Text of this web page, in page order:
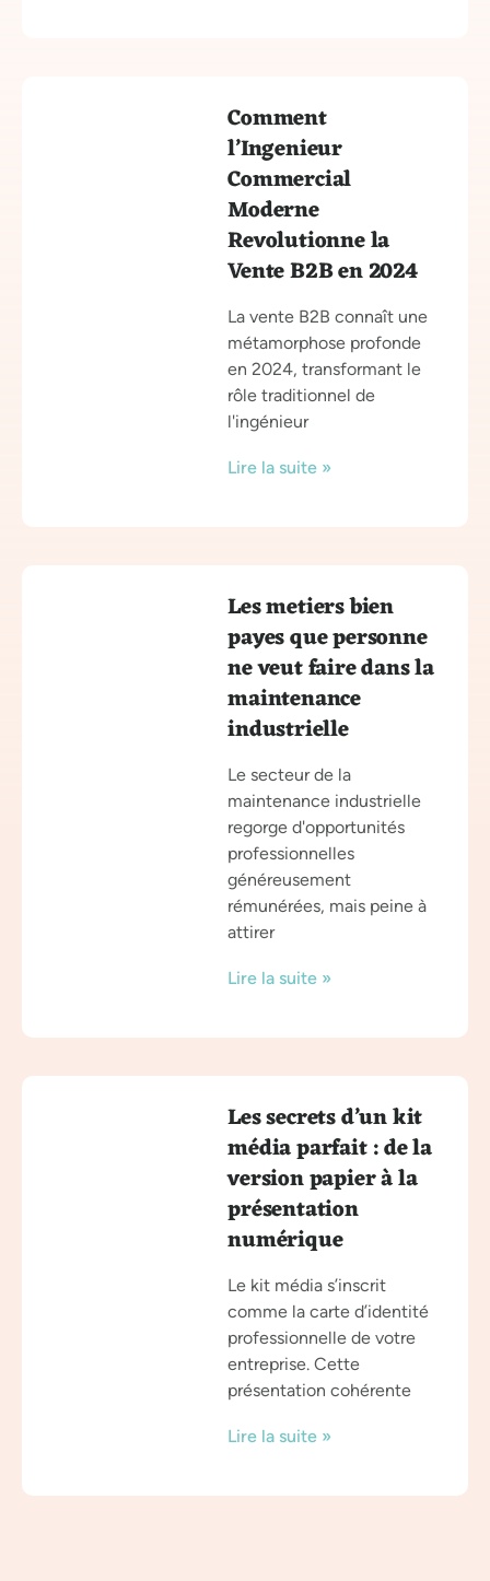
Comment
l’Ingenieur
Commercial
Moderne
Revolutionne la
Vente B2B en 2024
La vente B2B connaît une
métamorphose profonde
en 2024, transformant le
rôle traditionnel de
l'ingénieur
Lire la suite »
Les metiers bien
payes que personne
ne veut faire dans la
maintenance
industrielle
Le secteur de la
maintenance industrielle
regorge d'opportunités
professionnelles
généreusement
rémunérées, mais peine à
attirer
Lire la suite »
Les secrets d’un kit
média parfait : de la
version papier à la
présentation
numérique
Le kit média s’inscrit
comme la carte d’identité
professionnelle de votre
entreprise. Cette
présentation cohérente
Lire la suite »